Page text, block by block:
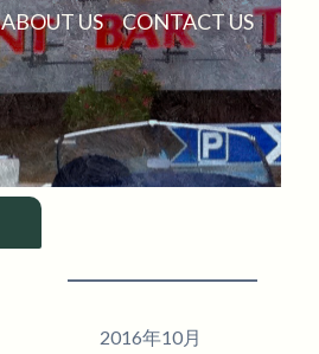
ABOUT US CONTACT US
2016年10月